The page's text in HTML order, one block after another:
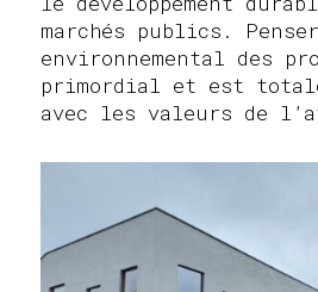
marchés publics.
environnemental des
primordial et est
avec les valeurs de